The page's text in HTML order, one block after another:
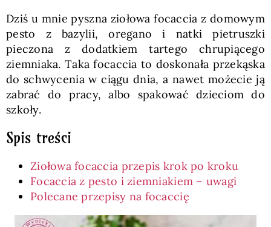
Dziś u mnie pyszna ziołowa focaccia z domowym
pesto z bazylii, oregano i natki pietruszki
pieczona z dodatkiem tartego chrupiącego
ziemniaka. Taka focaccia to doskonała przekąska
do schwycenia w ciągu dnia, a nawet możecie ją
zabrać do pracy, albo spakować dzieciom do
szkoły.
Spis treści
Ziołowa focaccia przepis krok po kroku
Focaccia z pesto i ziemniakiem – uwagi
Polecane przepisy na focaccię